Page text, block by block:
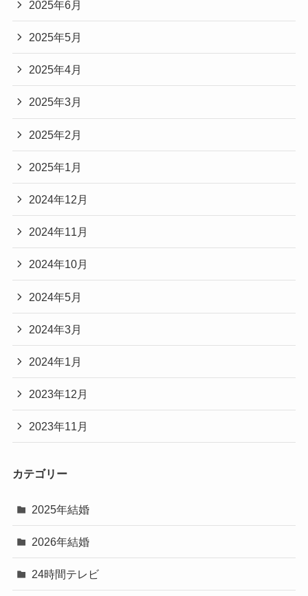
2025年6月
2025年5月
2025年4月
2025年3月
2025年2月
2025年1月
2024年12月
2024年11月
2024年10月
2024年5月
2024年3月
2024年1月
2023年12月
2023年11月
カテゴリー
2025年結婚
2026年結婚
24時間テレビ